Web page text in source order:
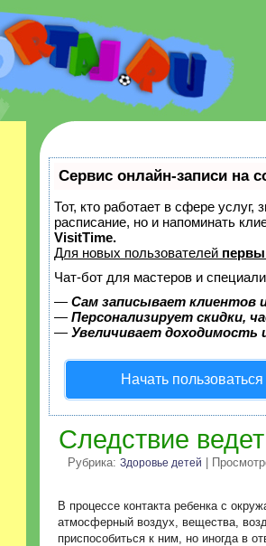
родителям, учителям и
Сервис онлайн-записи на
Тот, кто работает в сфере
расписание, но и напоминать
VisitTime.
Для новых пользователей
Чат-бот для мастеров и
— Сам записывает клиентов
— Персонализирует скидки,
— Увеличивает
Начать
Следствие
Рубрика: Здоровье детей |
В процессе контакта ребенка с
атмосферный воздух, вещества,
приспособиться к ним, но иногда в